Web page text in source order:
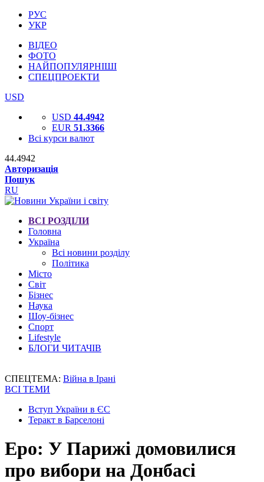
РУС
УКР
ВІДЕО
ФОТО
НАЙПОПУЛЯРНІШІ
СПЕЦПРОЕКТИ
USD
USD 44.4942
EUR 51.3366
Всі курси валют
44.4942
Авторизація
Пошук
RU
ВСІ РОЗДІЛИ
Головна
Україна
Всі новини розділу
Політика
Місто
Світ
Бізнес
Наука
Шоу-бізнес
Спорт
Lifestyle
БЛОГИ ЧИТАЧІВ
СПЕЦТЕМА: Війна в Ірані
ВСІ ТЕМИ
Вступ України в ЄС
Теракт в Барселоні
Еро: У Парижі домовилися
про вибори на Донбасі